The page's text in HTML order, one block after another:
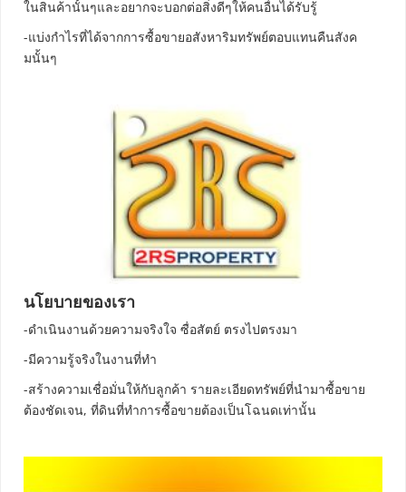
ในสินค้านั้นๆและอยากจะบอกต่อสิ่งดีๆให้คนอื่นได้รับรู้
-แบ่งกำไรที่ได้จากการซื้อขายอสังหาริมทรัพย์ตอบแทนคืนสังค
มนั้นๆ
นโยบายของเรา
-ดำเนินงานด้วยความจริงใจ ซื่อสัตย์ ตรงไปตรงมา
-มีความรู้จริงในงานที่ทำ
-สร้างความเชื่อมั่นให้กับลูกค้า รายละเอียดทรัพย์ที่นำมาซื้อขาย
ต้องชัดเจน, ที่ดินที่ทำการซื้อขายต้องเป็นโฉนดเท่านั้น